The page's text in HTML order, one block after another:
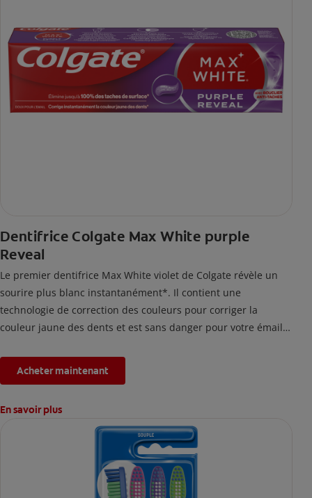
Dentifrice Colgate Max White purple
Reveal
Le premier dentifrice Max White violet de Colgate révèle un
sourire plus blanc instantanément*. Il contient une
technologie de correction des couleurs pour corriger la
couleur jaune des dents et est sans danger pour votre émail.
Acheter maintenant
En savoir plus